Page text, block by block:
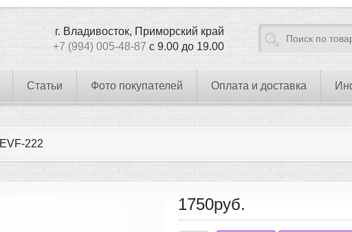
г. Владивосток, Приморский край
+7 (994) 005-48-87 с 9.00 до 19.00
Статьи Фото покупателей Оплата и доставка
EVF-222
1750руб.